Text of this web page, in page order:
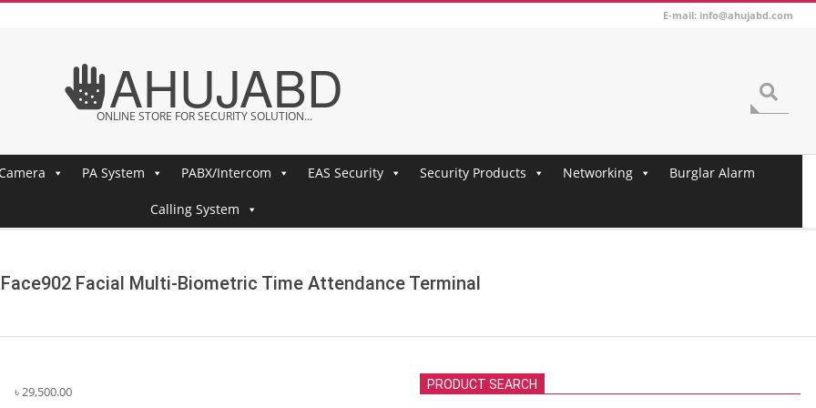
E-mail: info@ahujabd.com
AHUJABD
ONLINE STORE FOR SECURITY SOLUTION...
PA System PABX/Intercom EAS Security Security Products Networking Burglar Alarm
Calling System
Facial Multi-Biometric Time Attendance Terminal
৳29,500.00 PRODUCT SEARCH